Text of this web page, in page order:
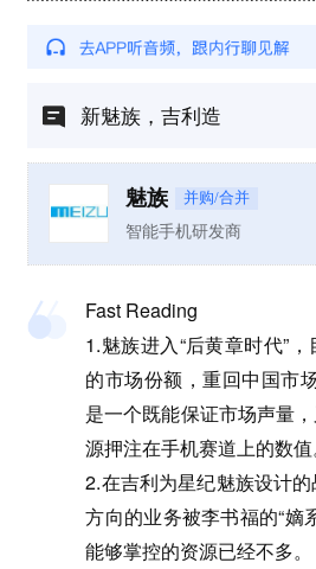
新魅族，吉利造
魅族 并购/合并
智能手机研发商
Fast Reading
1.魅族进入“后黄章时代”
的市场份额，重回中国市
是一个既能保证市场声量
源押注在手机赛道上的数值
2.在吉利为星纪魅族设计
方向的业务被李书福的“嫡
能够掌控的资源已经不多。